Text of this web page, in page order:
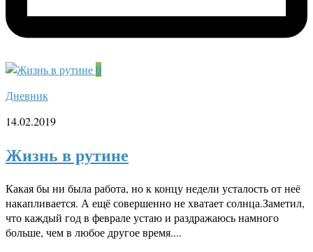
0
Дневник
14.02.2019
Жизнь в рутине
Какая бы ни была работа, но к концу недели усталость от неё
накапливается. А ещё совершенно не хватает солнца.Заметил,
что каждый год в феврале устаю и раздражаюсь намного
больше, чем в любое другое время....